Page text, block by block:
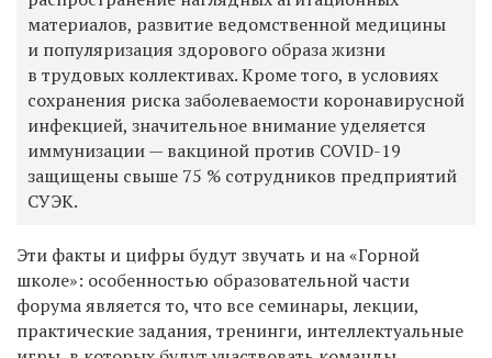
материалов, развитие ведомственной медицины
и популяризация здорового образа жизни
в трудовых коллективах. Кроме того, в условиях
сохранения риска заболеваемости коронавирусной
инфекцией, значительное внимание уделяется
иммунизации — вакциной против COVID-19
защищены свыше 75 % сотрудников предприятий
СУЭК.
Эти факты и цифры будут звучать и на «Горной
школе»: особенностью образовательной части
форума является то, что все семинары, лекции,
практические задания, тренинги, интеллектуальные